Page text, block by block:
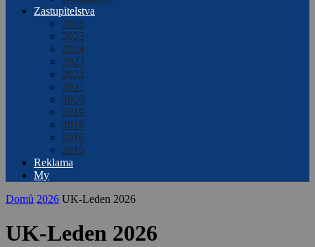
Zastupitelstva
2026
2025
2024
2023
2022
2021
2020
2019
2018
2016
2015
Reklama
My
Domů 2026 UK-Leden 2026
UK-Leden 2026